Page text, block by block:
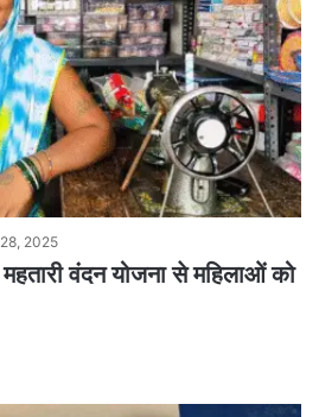
2025
वंदन योजना से महिलाओं को